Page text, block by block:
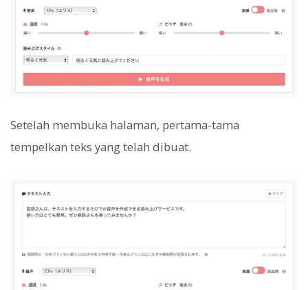
Setelah membuka halaman, pertama-tama
tempelkan teks yang telah dibuat.